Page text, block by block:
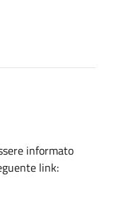
informato
link: